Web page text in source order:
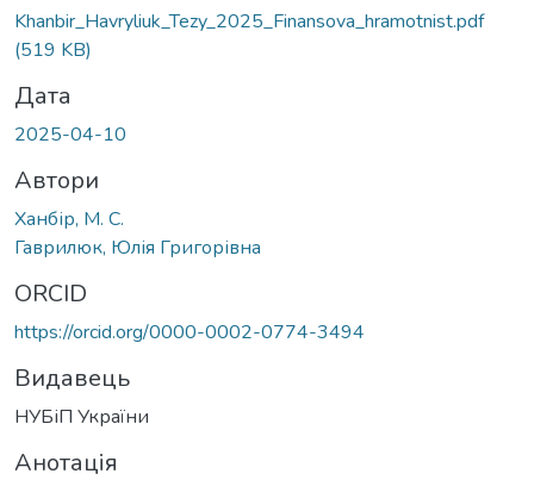
Khanbir_Havryliuk_Tezy_2025_Finansova_hramotnist.pdf
(519 KB)
Дата
2025-04-10
Автори
Ханбір, М. С.
Гаврилюк, Юлія Григорівна
ORCID
https://orcid.org/0000-0002-0774-3494
Видавець
НУБіП України
Анотація